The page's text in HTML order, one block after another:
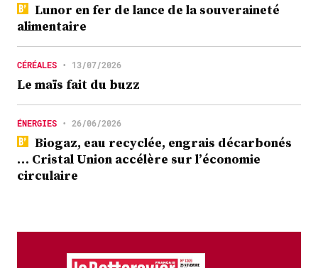
Lunor en fer de lance de la souveraineté
alimentaire
CÉRÉALES • 13/07/2026
Le maïs fait du buzz
ÉNERGIES • 26/06/2026
Biogaz, eau recyclée, engrais décarbonés
… Cristal Union accélère sur l’économie
circulaire